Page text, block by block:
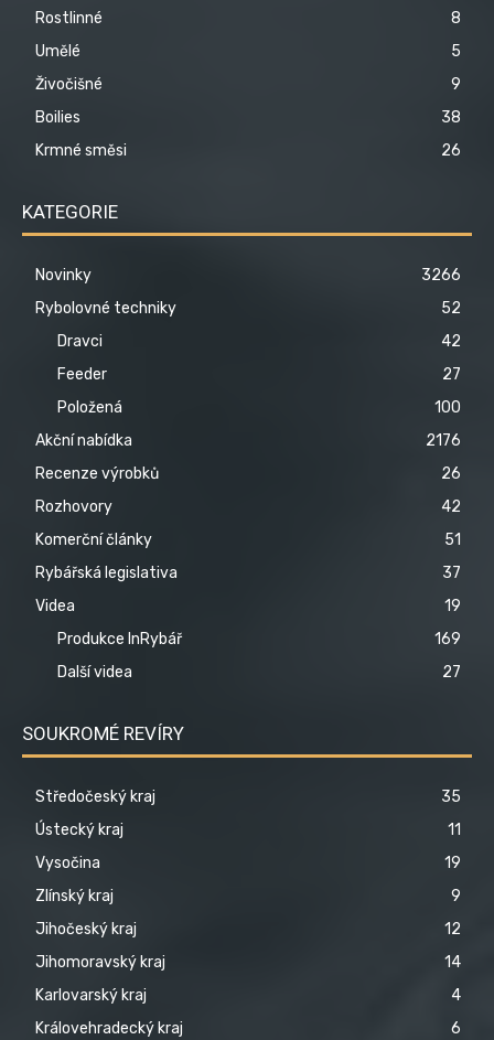
Rostlinné
8
Umělé
5
Živočišné
9
Boilies
38
Krmné směsi
26
KATEGORIE
Novinky
3266
Rybolovné techniky
52
Dravci
42
Feeder
27
Položená
100
Akční nabídka
2176
Recenze výrobků
26
Rozhovory
42
Komerční články
51
Rybářská legislativa
37
Videa
19
Produkce InRybář
169
Další videa
27
SOUKROMÉ REVÍRY
Středočeský kraj
35
Ústecký kraj
11
Vysočina
19
Zlínský kraj
9
Jihočeský kraj
12
Jihomoravský kraj
14
Karlovarský kraj
4
Královehradecký kraj
6